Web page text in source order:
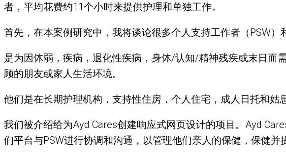
者，平均花费约11个小时来提供护理和单独工作。
首先，在本案例研究中，我将谈论很多个人支持工作者（PSW）
是为因体弱，疾病，退化性疾病，身体/认知/精神残疾或末日而
顾的朋友或家人生活环境。
他们是在长期护理机构，支持性住房，个人住宅，成人日托和姑
我们被介绍给为Ayd Cares创建响应式网页设计的项目。Ayd
们平台与PSW进行协调和沟通，以管理他们亲人的保健，保健并